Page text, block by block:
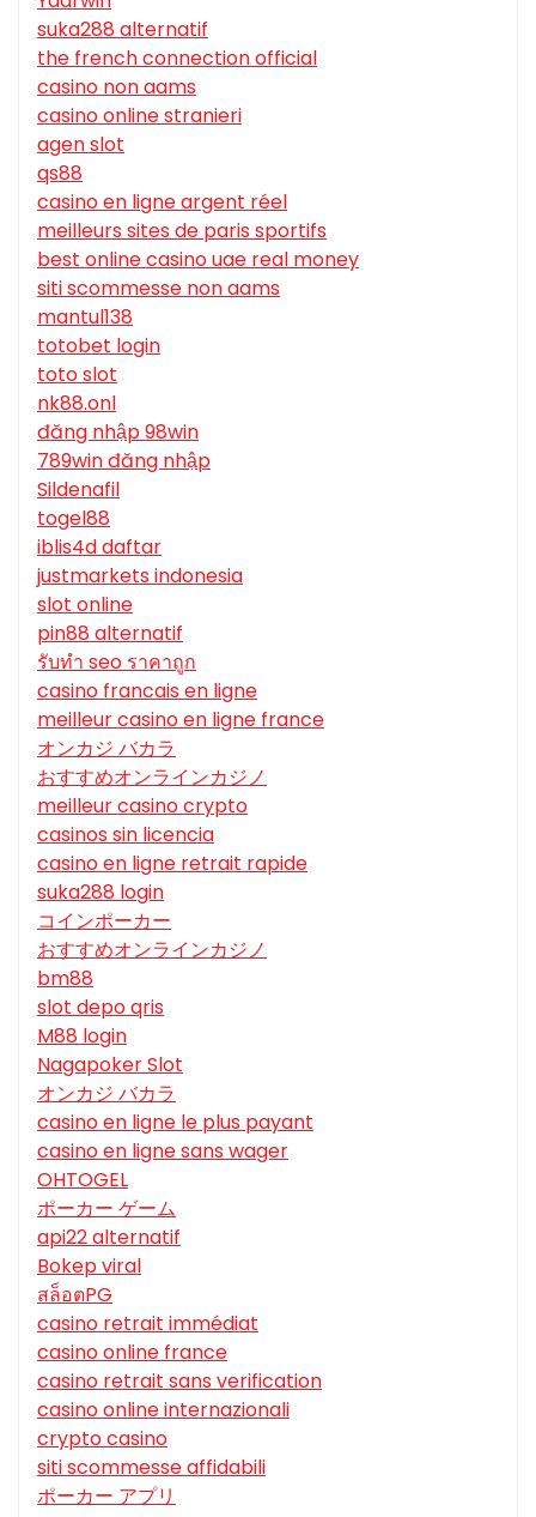
suka288 alternatif
the french connection official
casino non aams
casino online stranieri
agen slot
qs88
casino en ligne argent réel
meilleurs sites de paris sportifs
best online casino uae real money
siti scommesse non aams
mantul138
totobet login
toto slot
nk88.onl
đăng nhập 98win
789win đăng nhập
Sildenafil
togel88
iblis4d daftar
justmarkets indonesia
slot online
pin88 alternatif
รับทํา seo ราคาถูก
casino francais en ligne
meilleur casino en ligne france
オンカジ バカラ
おすすめオンラインカジノ
meilleur casino crypto
casinos sin licencia
casino en ligne retrait rapide
suka288 login
コインポーカー
おすすめオンラインカジノ
bm88
slot depo qris
M88 login
Nagapoker Slot
オンカジ バカラ
casino en ligne le plus payant
casino en ligne sans wager
OHTOGEL
ポーカー ゲーム
api22 alternatif
Bokep viral
สล็อตPG
casino retrait immédiat
casino online france
casino retrait sans verification
casino online internazionali
crypto casino
siti scommesse affidabili
ポーカー アプリ